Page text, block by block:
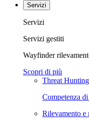
Servizi
Servizi
Servizi gestiti
Wayfinder
Scopri di più
Threat Hunting
Competenza
Rilevamento e